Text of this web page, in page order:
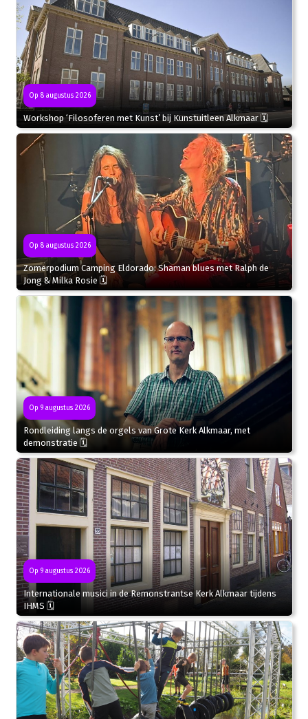
Op 8 augustus 2026
Workshop ‘Filosoferen met Kunst’ bij Kunstuitleen Alkmaar 🗓
Op 8 augustus 2026
Zomerpodium Camping Eldorado: Shaman blues met Ralph de
Jong & Milka Rosie 🗓
Op 9 augustus 2026
Rondleiding langs de orgels van Grote Kerk Alkmaar, met
demonstratie 🗓
Op 9 augustus 2026
Internationale musici in de Remonstrantse Kerk Alkmaar tijdens
IHMS 🗓